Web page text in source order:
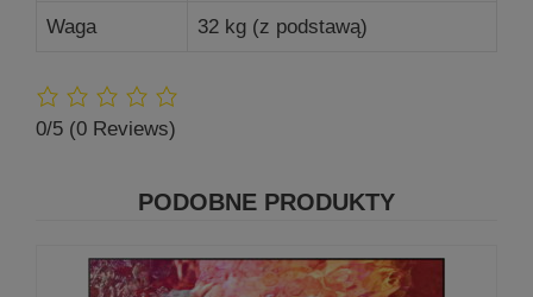
Waga 32 kg (z podstawą)
0/5 (0 Reviews)
PODOBNE PRODUKTY